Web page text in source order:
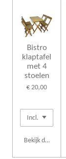
Bistro
klaptafel
met 4
stoelen
€ 20,00
Bekijk details